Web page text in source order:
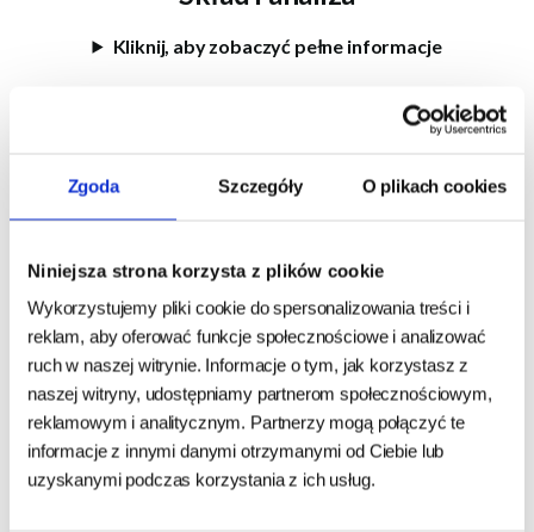
Zgoda Szczegóły O plikach cookies
Niniejsza strona korzysta z plików cookie
Wykorzystujemy pliki cookie do spersonalizowania treści i
reklam, aby oferować funkcje społecznościowe i analizować
ruch w naszej witrynie. Informacje o tym, jak korzystasz z
naszej witryny, udostępniamy partnerom społecznościowym,
reklamowym i analitycznym. Partnerzy mogą połączyć te
informacje z innymi danymi otrzymanymi od Ciebie lub
uzyskanymi podczas korzystania z ich usług.
Kliknij, aby zobaczyć pełne informacje
Dla kogo jest ta karma?
✅ Dla kotów wrażliwych i alergików
✅ Dla kotów wyjątkowo wybrednych
Zalecane dawkowanie (24h)
Masa ciała kota Koty wychodzące
Koty niewychodzące
1 kg
25 g
23 g
2 kg
40 g
36 g
3 kg
53 g
48 g